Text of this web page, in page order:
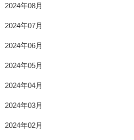
2024年08月
2024年07月
2024年06月
2024年05月
2024年04月
2024年03月
2024年02月